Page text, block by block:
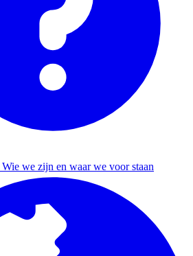
Wie we zijn en waar we voor staan